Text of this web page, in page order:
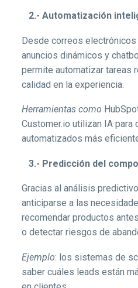
2.- Automatización
Desde correos
anuncios dinámicos y
permite automatizar tareas
calidad en la experiencia.
Herramientas como
Customer.io utilizan IA para
automatizados más
3.- Predicción del
Gracias al análisis
anticiparse a las
recomendar productos
o detectar riesgos de
Ejemplo: los sistemas de
saber cuáles leads están